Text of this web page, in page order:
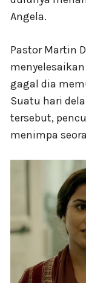
Angela.
Pastor Martin
gagal dia
Suatu hari
tersebut,
menimpa